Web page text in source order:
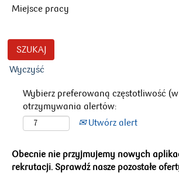
Miejsce pracy
Wyczyść
Wybierz preferowaną częstotliwość
otrzymywania alertów:
Utwórz alert
Obecnie nie przyjmujemy nowych
rekrutacji. Sprawdź nasze pozostałe